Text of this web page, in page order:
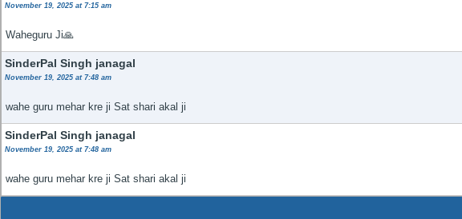
November 19, 2025 at 7:15 am
Waheguru Ji🙏
SinderPal Singh janagal
November 19, 2025 at 7:48 am
wahe guru mehar kre ji Sat shari akal ji
SinderPal Singh janagal
November 19, 2025 at 7:48 am
wahe guru mehar kre ji Sat shari akal ji